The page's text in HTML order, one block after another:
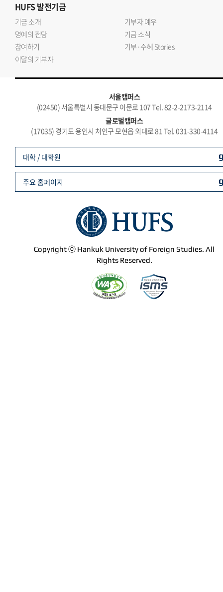
HUFS발전기금
기금 소개
기부자 예우
명예의 전당
기금 소식
참여하기
기부·수혜 Stories
이달의 기부자
서울캠퍼스
(02450) 서울특별시 동대문구 이문로 107 Tel. 82-2-2173-2114
글로벌캠퍼스
(17035) 경기도 용인시 처인구 모현읍 외대로 81 Tel. 031-330-4114
Copyright ⓒ Hankuk University of Foreign Studies. All
Rights Reserved.
대학 / 대학원
주요 홈페이지